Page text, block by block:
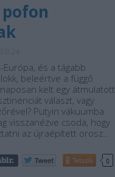
Európa, és a tágabb
beleértve a függő
kelt egy átmulatott
választ, vagy
Putyin vákuumba
visszanézve csoda, hogy
az újraépített orosz…
Tetszik 0